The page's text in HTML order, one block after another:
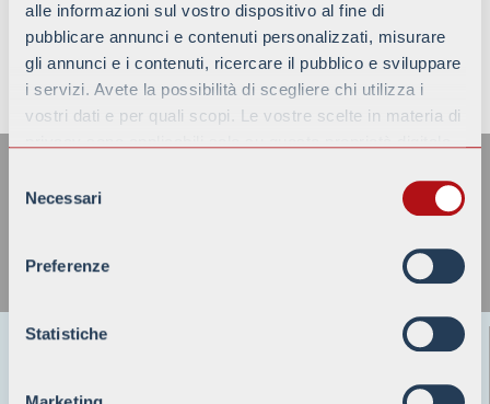
alle informazioni sul vostro dispositivo al fine di
pubblicare annunci e contenuti personalizzati, misurare
gli annunci e i contenuti, ricercare il pubblico e sviluppare
i servizi. Avete la possibilità di scegliere chi utilizza i
vostri dati e per quali scopi. Le vostre scelte in materia di
modificare o revocare il proprio consenso in qualsiasi
momento dalla Dichiarazione sui cookie o facendo clic
raccogliere informazioni sulla tua posizione
geografica, con un'approssimazione di qualche
delNecessari
Preferenze
Statistiche
TORNA ALLE NEWS
ISCRIVITI ALLA NOSTRA
Battaggion s.p.a.